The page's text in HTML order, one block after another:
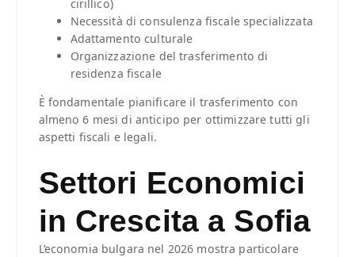
cirillico)
Necessità di consulenza fiscale specializzata
Adattamento culturale
Organizzazione del trasferimento di
residenza fiscale
È fondamentale pianificare il trasferimento con
almeno 6 mesi di anticipo per ottimizzare tutti gli
aspetti fiscali e legali.
Settori Economici
in Crescita a Sofia
L’economia bulgara nel 2026 mostra particolare